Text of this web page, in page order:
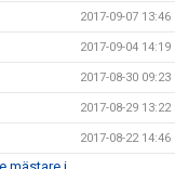
2017-09-07 13:46
2017-09-04 14:19
2017-08-30 09:23
2017-08-29 13:22
2017-08-22 14:46